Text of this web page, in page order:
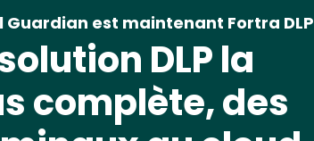
Guardian est maintenant Fortra DLP
DLP la
complète, des